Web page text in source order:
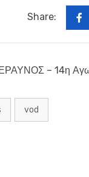
Share:
– 14η
vod